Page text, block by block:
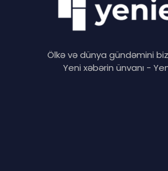
Ölkə və dünya gündəmini
Yeni xəbərin ünvanı -